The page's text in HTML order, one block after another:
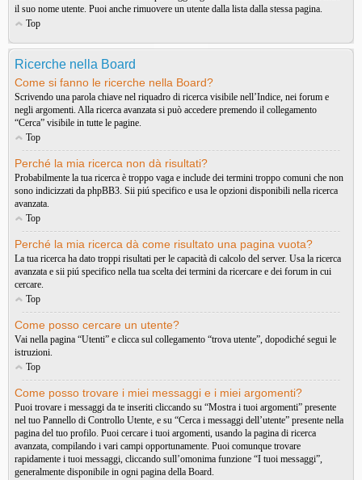
il suo nome utente. Puoi anche rimuovere un utente dalla lista dalla stessa pagina.
Top
Ricerche nella Board
Come si fanno le ricerche nella Board?
Scrivendo una parola chiave nel riquadro di ricerca visibile nell’Indice, nei forum e
negli argomenti. Alla ricerca avanzata si può accedere premendo il collegamento
“Cerca” visibile in tutte le pagine.
Top
Perché la mia ricerca non dà risultati?
Probabilmente la tua ricerca è troppo vaga e include dei termini troppo comuni che non
sono indicizzati da phpBB3. Sii piú specifico e usa le opzioni disponibili nella ricerca
avanzata.
Top
Perché la mia ricerca dà come risultato una pagina vuota?
La tua ricerca ha dato troppi risultati per le capacità di calcolo del server. Usa la ricerca
avanzata e sii piú specifico nella tua scelta dei termini da ricercare e dei forum in cui
cercare.
Top
Come posso cercare un utente?
Vai nella pagina “Utenti” e clicca sul collegamento “trova utente”, dopodiché segui le
istruzioni.
Top
Come posso trovare i miei messaggi e i miei argomenti?
Puoi trovare i messaggi da te inseriti cliccando su “Mostra i tuoi argomenti” presente
nel tuo Pannello di Controllo Utente, e su “Cerca i messaggi dell’utente” presente nella
pagina del tuo profilo. Puoi cercare i tuoi argomenti, usando la pagina di ricerca
avanzata, compilando i vari campi opportunamente. Puoi comunque trovare
rapidamente i tuoi messaggi, cliccando sull’omonima funzione “I tuoi messaggi”,
generalmente disponibile in ogni pagina della Board.